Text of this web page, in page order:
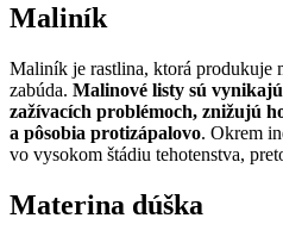
Maliník
Maliník je rastlina, ktorá produkuje
zabúda. Malinové listy sú
zažívacích problémoch, znižujú
a pôsobia protizápalovo. Okrem
vo vysokom štádiu tehotenstva,
Materina dúška